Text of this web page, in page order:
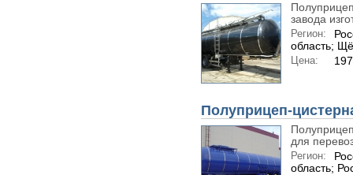
завода
Регион:
область;
Цена:
Полуприцеп-
для
Регион:
область;